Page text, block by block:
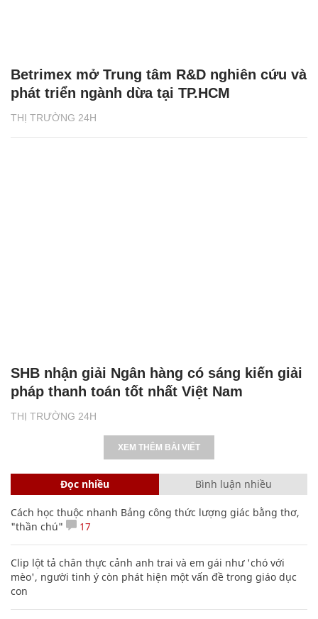
THỊ TRƯỜNG 24H
Betrimex mở Trung tâm R&D nghiên cứu và
phát triển ngành dừa tại TP.HCM
THỊ TRƯỜNG 24H
SHB nhận giải Ngân hàng có sáng kiến giải
pháp thanh toán tốt nhất Việt Nam
XEM THÊM BÀI VIẾT
Đọc nhiều Bình luận nhiều
Cách học thuộc nhanh Bảng công thức lượng giác bằng thơ,
"thần chú"
17
Clip lột tả chân thực cảnh anh trai và em gái như 'chó với
mèo', người tinh ý còn phát hiện một vấn đề trong giáo dục
con